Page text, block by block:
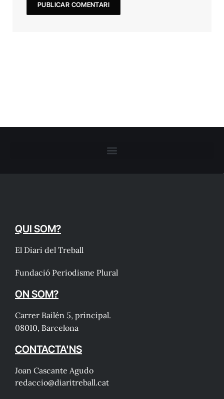
QUI SOM?
El Diari del Treball
Fundació Periodisme Plural
ON SOM?
Carrer Bailén 5, principal.
08010, Barcelona
CONTACTA'NS
Joan Cascante Agudo
redaccio@diaritreball.cat